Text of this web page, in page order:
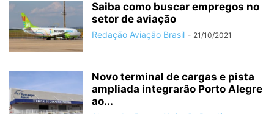
Saiba como buscar empregos no
setor de aviação
Redação Aviação Brasil - 21/10/2021
Novo terminal de cargas e pista
ampliada integrarão Porto Alegre
ao...